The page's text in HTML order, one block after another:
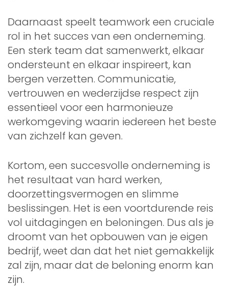
Daarnaast speelt teamwork een cruciale
rol in het succes van een onderneming.
Een sterk team dat samenwerkt, elkaar
ondersteunt en elkaar inspireert, kan
bergen verzetten. Communicatie,
vertrouwen en wederzijdse respect zijn
essentieel voor een harmonieuze
werkomgeving waarin iedereen het beste
van zichzelf kan geven.
Kortom, een succesvolle onderneming is
het resultaat van hard werken,
doorzettingsvermogen en slimme
beslissingen. Het is een voortdurende reis
vol uitdagingen en beloningen. Dus als je
droomt van het opbouwen van je eigen
bedrijf, weet dan dat het niet gemakkelijk
zal zijn, maar dat de beloning enorm kan
zijn.